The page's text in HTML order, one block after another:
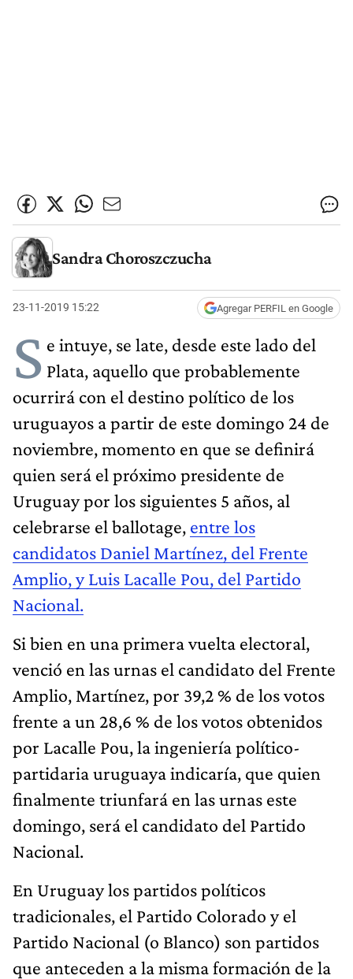
Sandra Choroszczucha
23-11-2019 15:22 Agregar PERFIL en Google
S e intuye, se late, desde este lado del
Plata, aquello que probablemente
ocurrirá con el destino político de los
uruguayos a partir de este domingo 24 de
noviembre, momento en que se definirá
quien será el próximo presidente de
Uruguay por los siguientes 5 años, al
celebrarse el ballotage, entre los
candidatos Daniel Martínez, del Frente
Amplio, y Luis Lacalle Pou, del Partido
Nacional.
Si bien en una primera vuelta electoral,
venció en las urnas el candidato del Frente
Amplio, Martínez, por 39,2 % de los votos
frente a un 28,6 % de los votos obtenidos
por Lacalle Pou, la ingeniería político-
partidaria uruguaya indicaría, que quien
finalmente triunfará en las urnas este
domingo, será el candidato del Partido
Nacional.
En Uruguay los partidos políticos
tradicionales, el Partido Colorado y el
Partido Nacional (o Blanco) son partidos
que anteceden a la misma formación de la